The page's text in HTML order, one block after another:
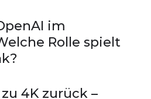
im
Rolle spielt
4K zurück –